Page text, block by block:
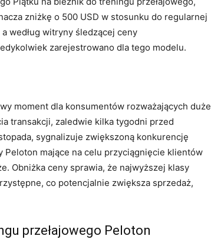
zniżkę o 500 USD w stosunku do regularnej
według witryny śledzącej ceny
zarejestrowano dla tego modelu.
moment dla konsumentów rozważających duże
transakcji, zaledwie kilka tygodni przed
sygnalizuje zwiększoną konkurencję
mające na celu przyciągnięcie klientów
Obniżka ceny sprawia, że ​​najwyższej klasy
co potencjalnie zwiększa sprzedaż,
przełajowego Peloton